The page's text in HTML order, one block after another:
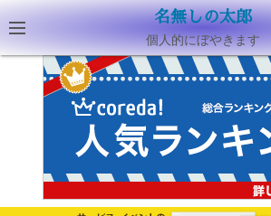
名無しの太郎
個人的にぼやきます